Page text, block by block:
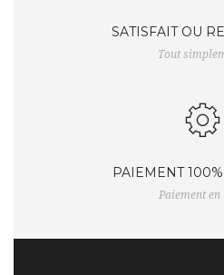
SATISFAIT OU
Tout
PAIEMENT
Paiement en